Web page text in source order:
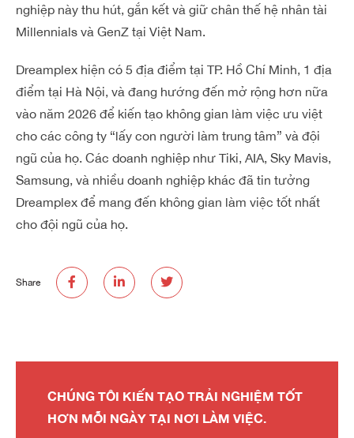
nghiệp này thu hút, gắn kết và giữ chân thế hệ nhân tài
Millennials và GenZ tại Việt Nam.
Dreamplex hiện có 5 địa điểm tại TP. Hồ Chí Minh, 1 địa
điểm tại Hà Nội, và đang hướng đến mở rộng hơn nữa
vào năm 2026 để kiến tạo không gian làm việc ưu việt
cho các công ty “lấy con người làm trung tâm” và đội
ngũ của họ. Các doanh nghiệp như Tiki, AIA, Sky Mavis,
Samsung, và nhiều doanh nghiệp khác đã tin tưởng
Dreamplex để mang đến không gian làm việc tốt nhất
cho đội ngũ của họ.
Share
CHÚNG TÔI KIẾN TẠO TRẢI NGHIỆM TỐT
HƠN MỖI NGÀY TẠI NƠI LÀM VIỆC.